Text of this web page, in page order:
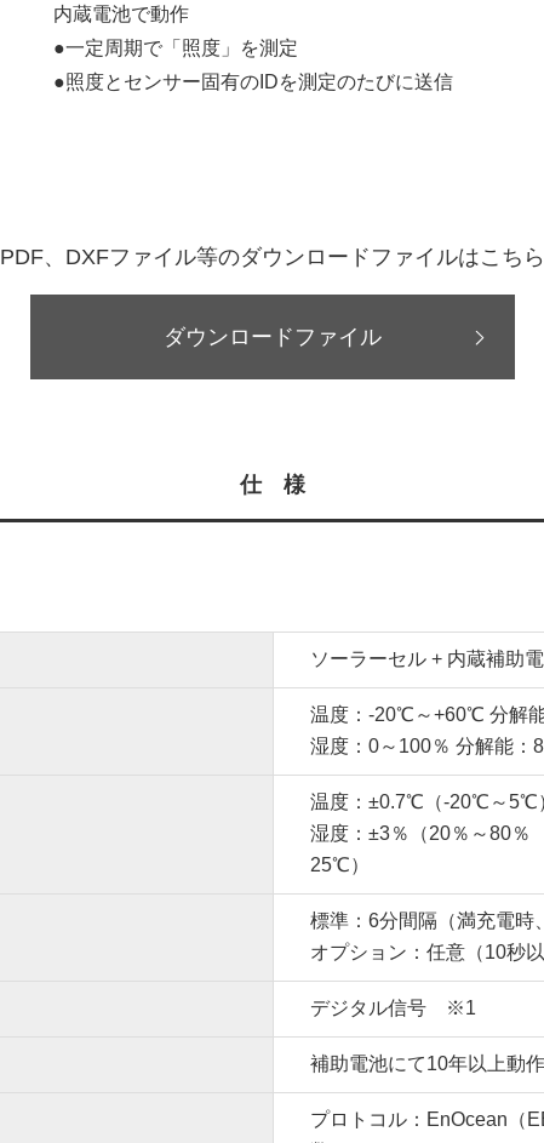
内蔵電池で動作
●一定周期で「照度」を測定
●照度とセンサー固有のIDを測定のたびに送信
PDF、DXFファイル等のダウンロードファイルはこちら
ダウンロードファイル
仕 様
ソーラーセル + 内蔵補助
温度：-20℃～+60℃ 分解
湿度：0～100％ 分解能：
温度：±0.7℃（-20℃～
湿度：±3％（20％～80
25℃）
標準：6分間隔（満充電時
オプション：任意（10秒
デジタル信号 ※1
補助電池にて10年以上動作
プロトコル：EnOcean（